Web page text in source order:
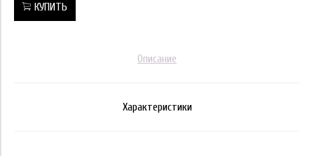
КУПИТЬ
Описание
Характеристики